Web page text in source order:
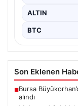
ALTIN
BTC
Son Eklenen
■Bursa
alındı